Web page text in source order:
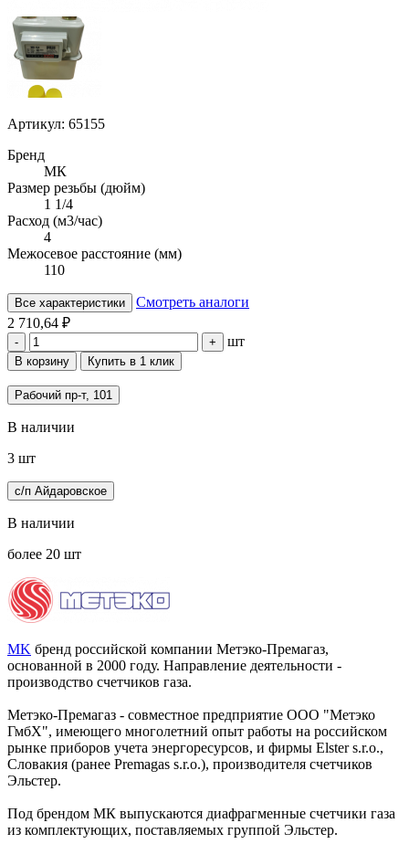
Артикул: 65155
Бренд
МК
Размер резьбы (дюйм)
1 1/4
Расход (м3/час)
4
Межосевое расстояние (мм)
110
Все характеристики
Смотреть аналоги
2 710,64 ₽
- + шт
В корзину Купить в 1 клик
Рабочий пр-т, 101
В наличии
3 шт
с/п Айдаровское
В наличии
более 20 шт
MK бренд российской компании Метэко-Премагаз,
основанной в 2000 году. Направление деятельности -
производство счетчиков газа.
Метэко-Премагаз - совместное предприятие ООО "Метэко
ГмбХ", имеющего многолетний опыт работы на российском
рынке приборов учета энергоресурсов, и фирмы Elster s.r.o.,
Словакия (ранее Premagas s.r.o.), производителя счетчиков
Эльстер.
Под брендом МК выпускаются диафрагменные счетчики газа
из комплектующих, поставляемых группой Эльстер.